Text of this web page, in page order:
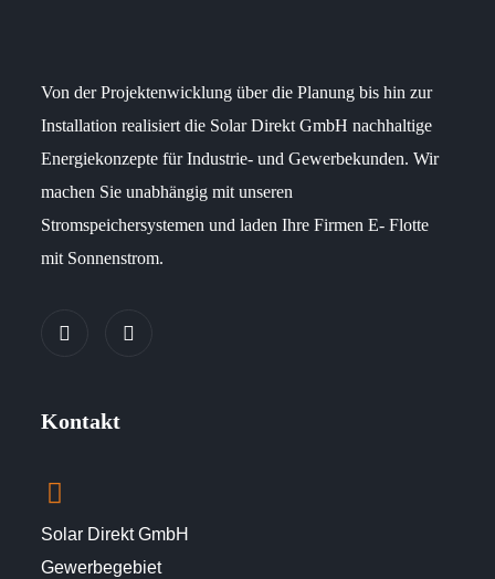
Von der Projektenwicklung über die Planung bis hin zur
Installation realisiert die Solar Direkt GmbH nachhaltige
Energiekonzepte für Industrie- und Gewerbekunden. Wir
machen Sie unabhängig mit unseren
Stromspeichersystemen und laden Ihre Firmen E- Flotte
mit Sonnenstrom.
Kontakt
Solar Direkt GmbH
Gewerbegebiet